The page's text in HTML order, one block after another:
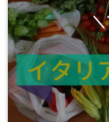
＼